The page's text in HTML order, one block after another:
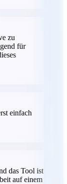
zu
für
einfach
das Tool ist
auf einem